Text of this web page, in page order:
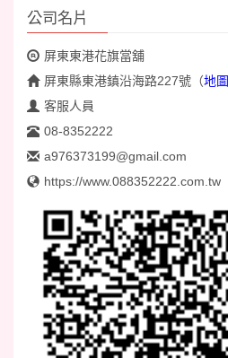
公司名片
屏東東港花旗當舖
屏東縣東港鎮沿海路227號 （地圖
客服人員
08-8352222
a976373199@gmail.com
https://www.088352222.com.tw